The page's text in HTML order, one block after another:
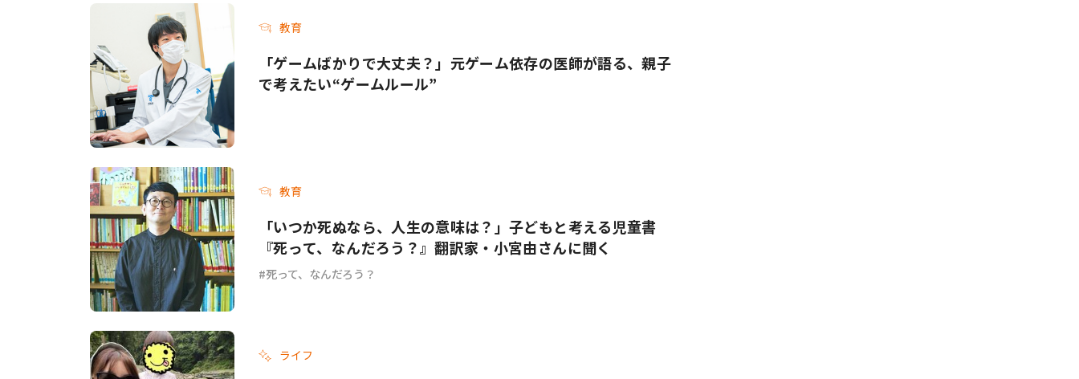
教育
「ゲームばかりで大丈夫？」元ゲーム依存の医師が語る、親子
で考えたい“ゲームルール”
教育
「いつか死ぬなら、人生の意味は？」子どもと考える児童書
『死って、なんだろう？』翻訳家・小宮由さんに聞く
死って、なんだろう？
ライフ